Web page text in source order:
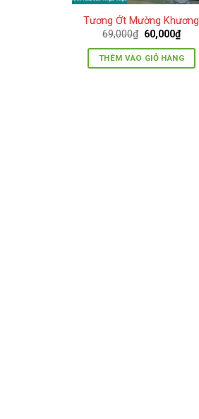
Tương Ớt Mường Khương
69,000₫ Giá
gốc
là:
69,000₫.
60,000₫Giá
hiện
tại
là:
THÊM VÀO GIỎ HÀNG